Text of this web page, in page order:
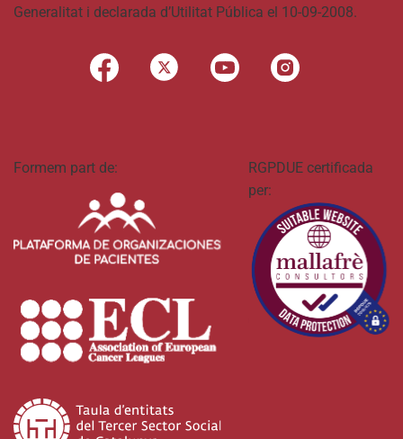
Generalitat i declarada d’Utilitat Pública el 10-09-2008.
Formem part de:
RGPDUE certificada
per: